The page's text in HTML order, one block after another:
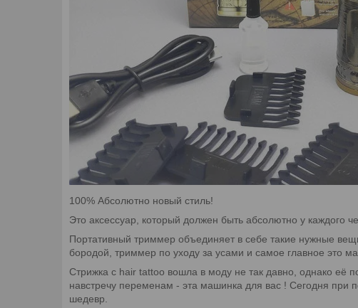
100% Абсолютно новый стиль!
Это аксессуар, который должен быть абсолютно у каждого
Портативный триммер объединяет в себе такие нужные
бородой, триммер по уходу за усами и самое главное это
Стрижка с hair tattoo вошла в моду не так давно, однако её
навстречу переменам - эта машинка для вас ! Сегодня при
шедевр.